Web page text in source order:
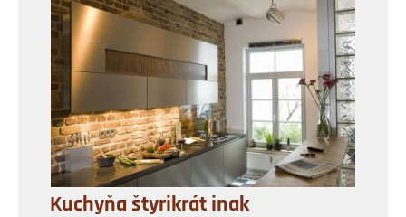
Kuchyňa štyrikrát inak